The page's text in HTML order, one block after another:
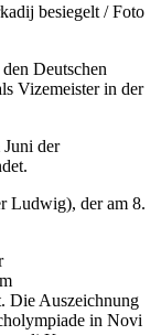
besiegelt / Foto
Deutschen
Vizemeister in der
der
Ludwig), der am 8.
Die Auszeichnung
in Novi